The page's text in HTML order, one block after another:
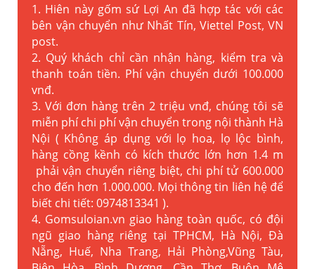
1. Hiên này gốm sứ Lợi An đã hợp tác với các
bên vận chuyển như Nhất Tín, Viettel Post, VN
post.
2. Quý khách chỉ cần nhận hàng, kiểm tra và
thanh toán tiền. Phí vận chuyển dưới 100.000
vnđ.
3. Với đơn hàng trên 2 triệu vnđ, chúng tôi sẽ
miễn phí chi phí vận chuyển trong nội thành Hà
Nội ( Không áp dụng với lọ hoa, lọ lộc bình,
hàng cồng kềnh có kích thước lớn hơn 1.4 m
phải vận chuyển riêng biệt, chi phí tử 600.000
cho đến hơn 1.000.000. Mọi thông tin liên hệ để
biết chi tiết: 0974813341 ).
4. Gomsuloian.vn giao hàng toàn quốc, có đội
ngũ giao hàng riêng tại TPHCM, Hà Nội, Đà
Nẵng, Huế, Nha Trang, Hải Phòng,Vũng Tàu,